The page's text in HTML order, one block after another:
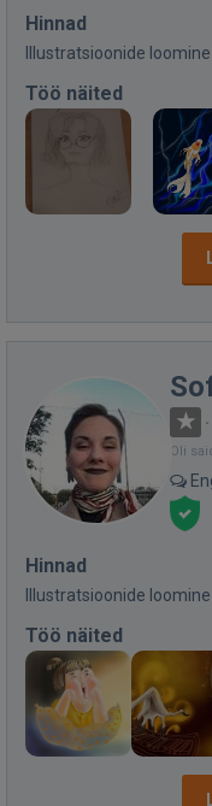
Hinnad
Illustratsioonide loomine
Töö näited
·
Oli
Hinnad
Illustratsioonide loomine
Töö näited